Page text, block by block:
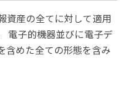
資産の全てに対して適用
電子的機器並びに電子デ
含めた全ての形態を含み